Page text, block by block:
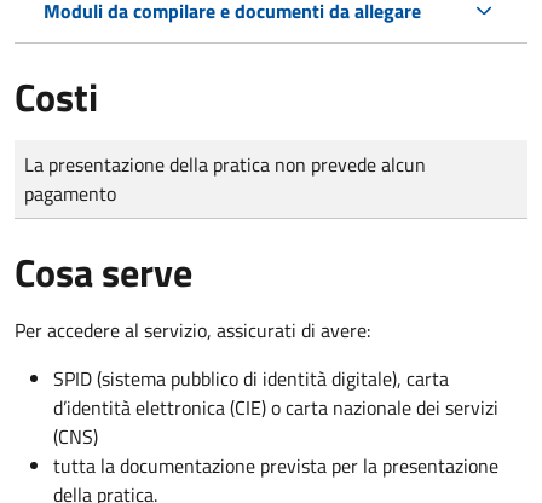
Moduli da compilare e documenti da allegare
Costi
Tipo di pagamento
Importo
La presentazione della pratica non prevede alcun
pagamento
Cosa serve
Per accedere al servizio, assicurati di avere:
SPID (sistema pubblico di identità digitale), carta
d’identità elettronica (CIE) o carta nazionale dei servizi
(CNS)
tutta la documentazione prevista per la presentazione
della pratica.